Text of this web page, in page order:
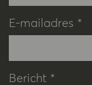
E-mailadres *
Bericht *